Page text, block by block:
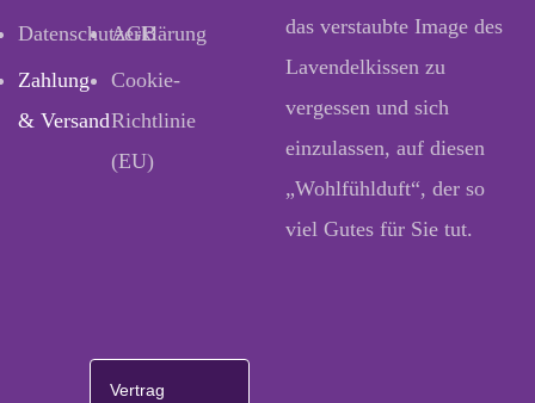
Datenschutzerklärung
AGB
Zahlung
& Versand
Cookie-
Richtlinie
(EU)
das verstaubte Image des
Lavendelkissen zu
vergessen und sich
einzulassen, auf diesen
„Wohlfühlduft“, der so
viel Gutes für Sie tut.
Vertrag